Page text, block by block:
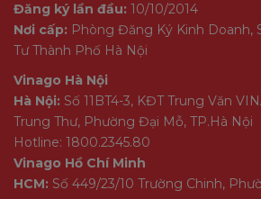
Đăng ký lần đầu: 10/10/2014
Nơi cấp: Phòng Đăng Ký Kinh Doanh,
Tư Thành Phố Hà Nội
Vinago Hà Nội
Hà Nội: Số 11BT4-3, KĐT Trung Văn
Trung Thư, Phường Đại Mỗ, TP.Hà Nội
Hotline: 1800.2345.80
Vinago Hồ Chí Minh
HCM: Số 449/23/10 Trường Chinh,